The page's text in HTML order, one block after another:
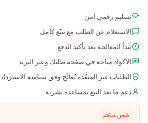
تسليم رقمي آمن
الاستعلام عن الطلب مع تتبّع كامل
تبدأ المعالجة بعد تأكيد الدفع
الأكواد متاحة في صفحة طلبك وعبر البريد
الطلبات غير المنفَّذة تُعالَج وفق سياسة الاسترداد
دعم ما بعد البيع بمساعدة بشرية
شحن مباشر